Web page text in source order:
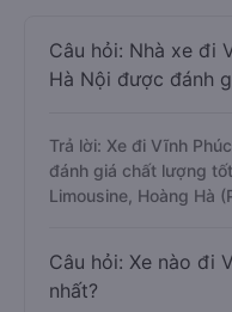
Câu hỏi: Nhà xe đi
Hà Nội được đánh
Trả lời: Xe đi Vĩnh
đánh giá chất lượng
Limousine, Hoàng Hà
Câu hỏi: Xe nào đi
nhất?